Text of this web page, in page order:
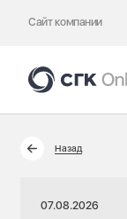
Сайт компании
Назад
07.08.2026